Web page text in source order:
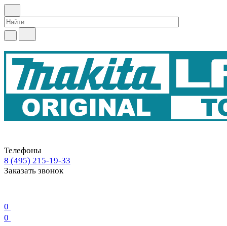
Телефоны
8 (495) 215-19-33
Заказать звонок
0
0